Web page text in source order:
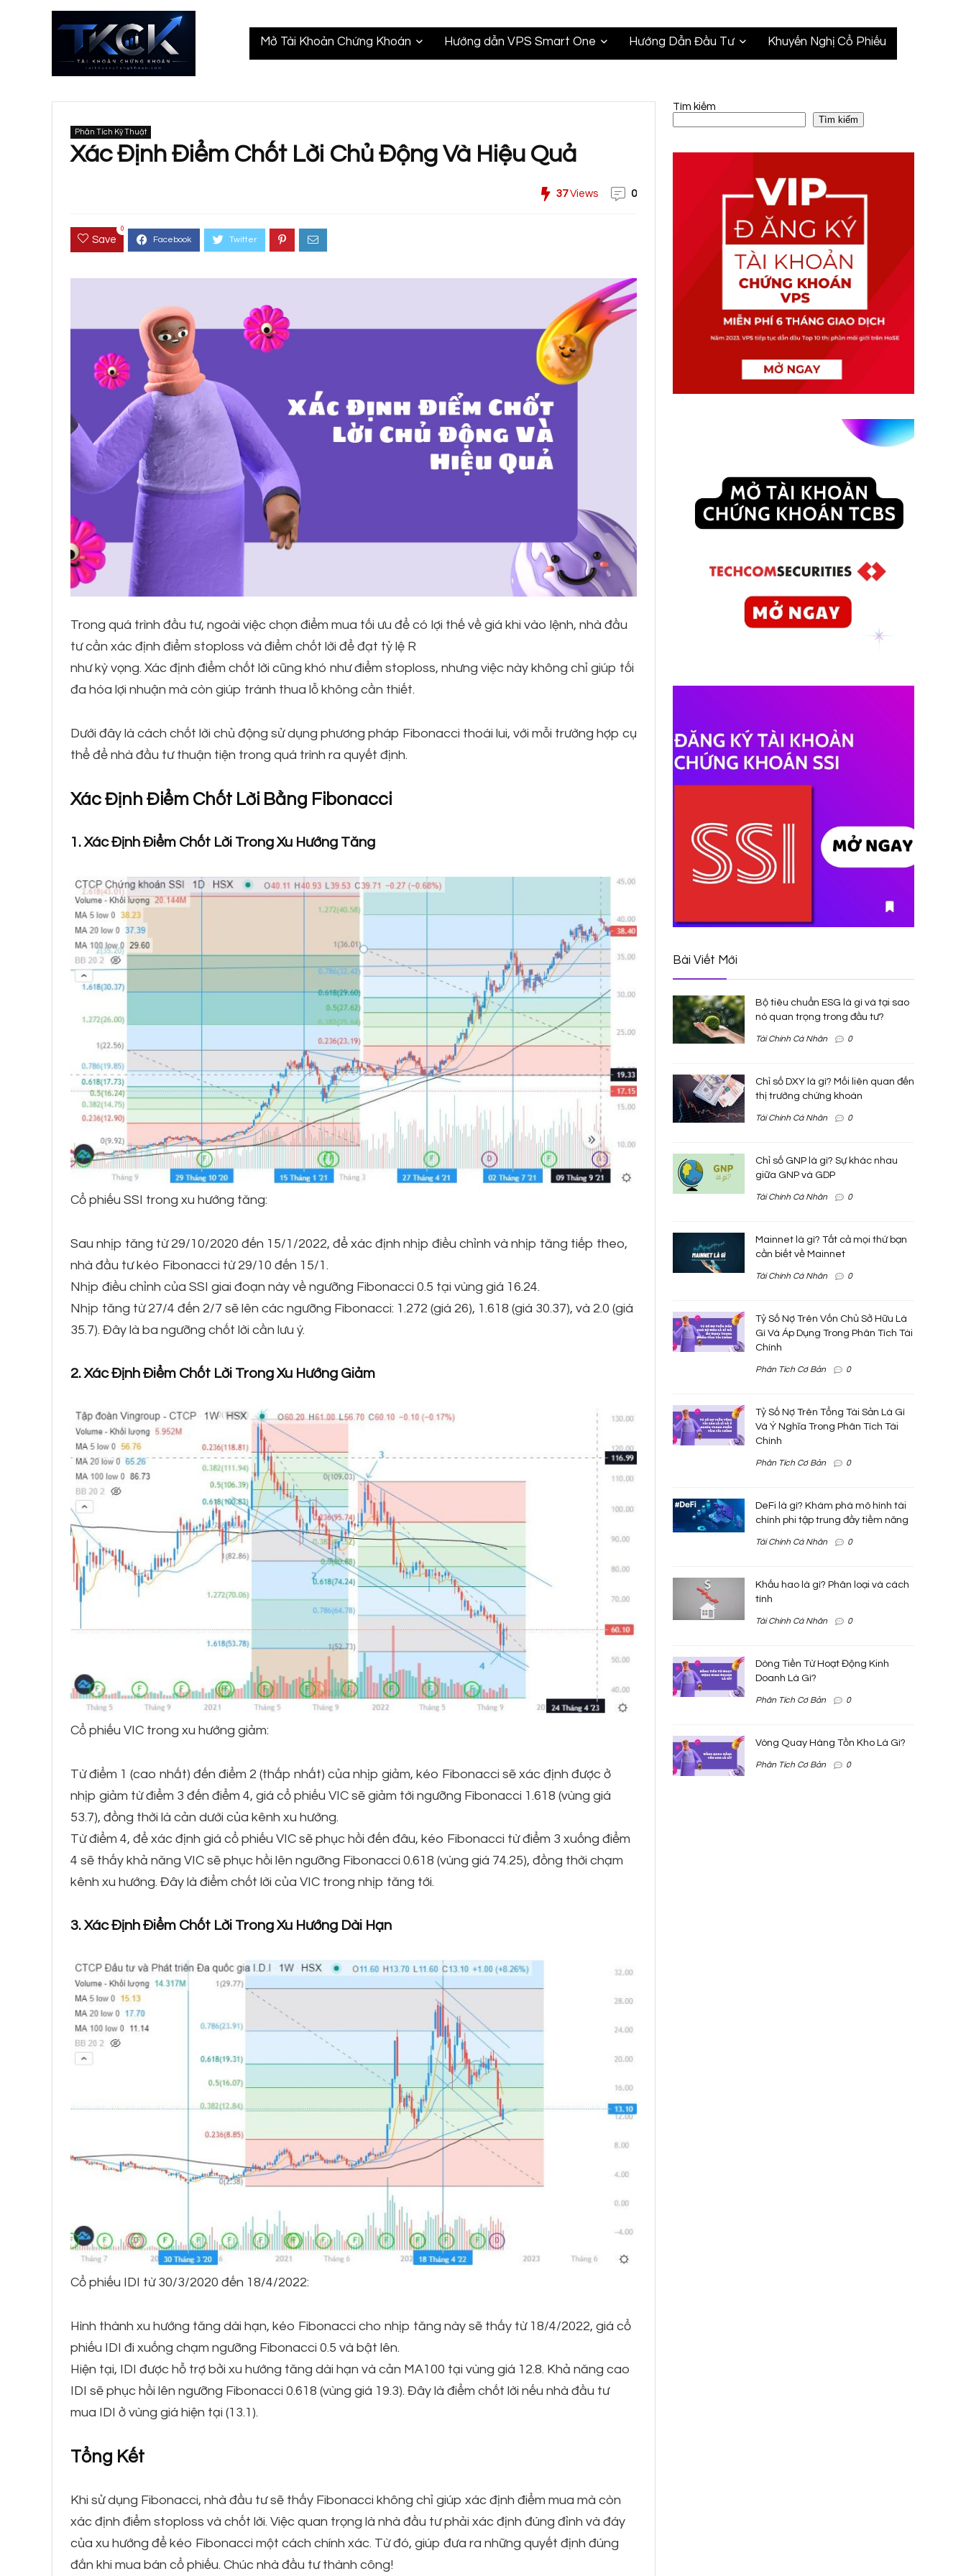
Mở Tài Khoản Chứng Khoán Hướng dẫn VPS Smart One Hướng Dẫn Đầu Tư Khuyến Nghị Cổ Phiếu
Phân Tích Kỹ Thuật
Xác Định Điểm Chốt Lời Chủ Động Và Hiệu Quả
37Views 0
Save
0
Trong quá trình đầu tư, ngoài việc chọn điểm mua tối ưu để có lợi thế về giá khi vào lệnh, nhà đầu
tư cần xác định điểm stoploss và điểm chốt lời để đạt tỷ lệ R
như kỳ vọng. Xác định điểm chốt lời cũng khó như điểm stoploss, nhưng việc này không chỉ giúp tối
đa hóa lợi nhuận mà còn giúp tránh thua lỗ không cần thiết.
Dưới đây là cách chốt lời chủ động sử dụng phương pháp Fibonacci thoái lui, với mỗi trường hợp cụ
thể để nhà đầu tư thuận tiện trong quá trình ra quyết định.
Xác Định Điểm Chốt Lời Bằng Fibonacci
1. Xác Định Điểm Chốt Lời Trong Xu Hướng Tăng
Cổ phiếu SSI trong xu hướng tăng:
Sau nhịp tăng từ 29/10/2020 đến 15/1/2022, để xác định nhịp điều chỉnh và nhịp tăng tiếp theo,
nhà đầu tư kéo Fibonacci từ 29/10 đến 15/1.
Nhịp điều chỉnh của SSI giai đoạn này về ngưỡng Fibonacci 0.5 tại vùng giá 16.24.
Nhịp tăng từ 27/4 đến 2/7 sẽ lên các ngưỡng Fibonacci: 1.272 (giá 26), 1.618 (giá 30.37), và 2.0 (giá
35.7). Đây là ba ngưỡng chốt lời cần lưu ý.
2. Xác Định Điểm Chốt Lời Trong Xu Hướng Giảm
Cổ phiếu VIC trong xu hướng giảm:
Từ điểm 1 (cao nhất) đến điểm 2 (thấp nhất) của nhịp giảm, kéo Fibonacci sẽ xác định được ở
nhịp giảm từ điểm 3 đến điểm 4, giá cổ phiếu VIC sẽ giảm tới ngưỡng Fibonacci 1.618 (vùng giá
53.7), đồng thời là cản dưới của kênh xu hướng.
Từ điểm 4, để xác định giá cổ phiếu VIC sẽ phục hồi đến đâu, kéo Fibonacci từ điểm 3 xuống điểm
4 sẽ thấy khả năng VIC sẽ phục hồi lên ngưỡng Fibonacci 0.618 (vùng giá 74.25), đồng thời chạm
kênh xu hướng. Đây là điểm chốt lời của VIC trong nhịp tăng tới.
3. Xác Định Điểm Chốt Lời Trong Xu Hướng Dài Hạn
Cổ phiếu IDI từ 30/3/2020 đến 18/4/2022:
Hình thành xu hướng tăng dài hạn, kéo Fibonacci cho nhịp tăng này sẽ thấy từ 18/4/2022, giá cổ
phiếu IDI đi xuống chạm ngưỡng Fibonacci 0.5 và bật lên.
Hiện tại, IDI được hỗ trợ bởi xu hướng tăng dài hạn và cản MA100 tại vùng giá 12.8. Khả năng cao
IDI sẽ phục hồi lên ngưỡng Fibonacci 0.618 (vùng giá 19.3). Đây là điểm chốt lời nếu nhà đầu tư
mua IDI ở vùng giá hiện tại (13.1).
Tổng Kết
Khi sử dụng Fibonacci, nhà đầu tư sẽ thấy Fibonacci không chỉ giúp xác định điểm mua mà còn
xác định điểm stoploss và chốt lời. Việc quan trọng là nhà đầu tư phải xác định đúng đỉnh và đáy
của xu hướng để kéo Fibonacci một cách chính xác. Từ đó, giúp đưa ra những quyết định đúng
đắn khi mua bán cổ phiếu. Chúc nhà đầu tư thành công!
Tìm kiếm
Tìm kiếm
Bài Viết Mới
Bộ tiêu chuẩn ESG là gì và tại sao
nó quan trọng trong đầu tư?
Tài Chính Cá Nhân 0
Chỉ số DXY là gì? Mối liên quan đến
thị trường chứng khoán
Tài Chính Cá Nhân 0
Chỉ số GNP là gì? Sự khác nhau
giữa GNP và GDP
Tài Chính Cá Nhân 0
Mainnet là gì? Tất cả mọi thứ bạn
cần biết về Mainnet
Tài Chính Cá Nhân 0
Tỷ Số Nợ Trên Vốn Chủ Sở Hữu Là
Gì Và Áp Dụng Trong Phân Tích Tài
Chính
Phân Tích Cơ Bản 0
Tỷ Số Nợ Trên Tổng Tài Sản Là Gì
Và Ý Nghĩa Trong Phân Tích Tài
Chính
Phân Tích Cơ Bản 0
DeFi là gì? Khám phá mô hình tài
chính phi tập trung đầy tiềm năng
Tài Chính Cá Nhân 0
Khấu hao là gì? Phân loại và cách
tính
Tài Chính Cá Nhân 0
Dòng Tiền Từ Hoạt Động Kinh
Doanh Là Gì?
Phân Tích Cơ Bản 0
Vòng Quay Hàng Tồn Kho Là Gì?
Phân Tích Cơ Bản 0